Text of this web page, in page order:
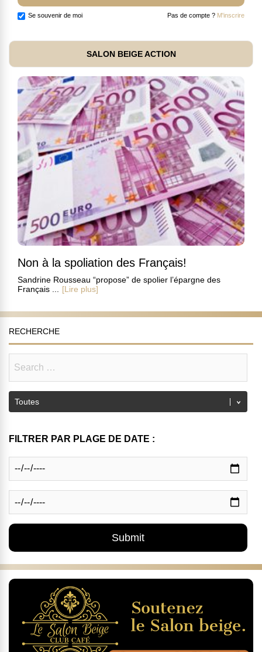
Se souvenir de moi Pas de compte ? M'inscrire
SALON BEIGE ACTION
Non à la spoliation des Français!
Sandrine Rousseau “propose” de spolier l’épargne des
Français ...
[Lire plus]
RECHERCHE
FILTRER PAR PLAGE DE DATE :